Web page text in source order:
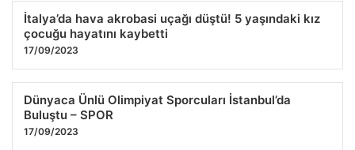
İtalya’da hava akrobasi uçağı düştü! 5 yaşındaki kız
çocuğu hayatını kaybetti
17/09/2023
Dünyaca Ünlü Olimpiyat Sporcuları İstanbul’da
Buluştu – SPOR
17/09/2023